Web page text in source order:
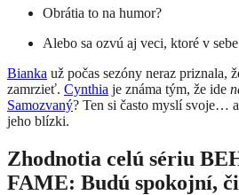
Obrátia to na humor?
Alebo sa ozvú aj veci, ktoré v
Bianka už počas sezóny neraz priznala,
zamrzieť. Cynthia je známa tým, že ide
Samozvaný? Ten si často myslí svoje…
jeho blízki.
Zhodnotia celú sériu
FAME: Budú spokojní,